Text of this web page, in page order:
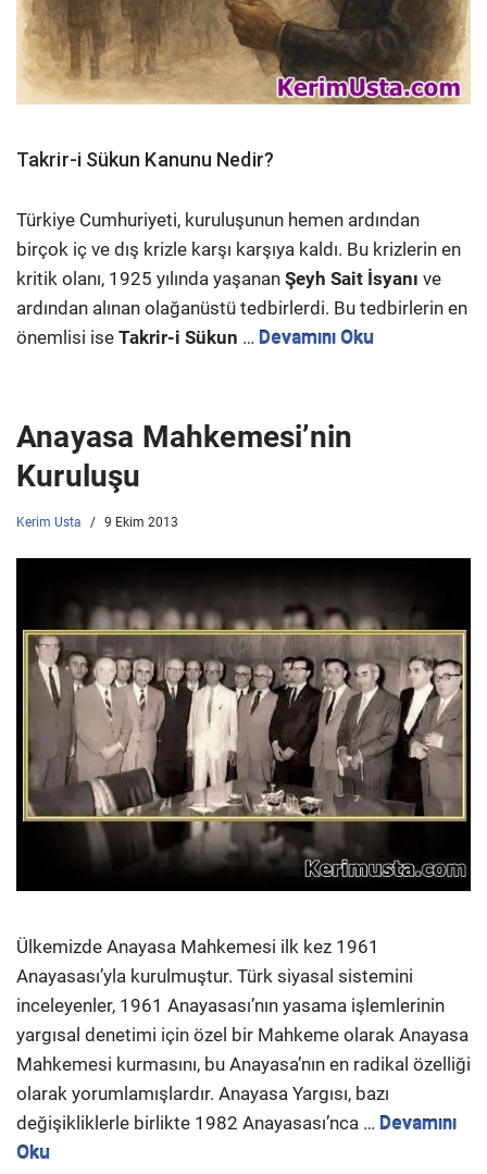
Takrir-i Sükun Kanunu Nedir?
Türkiye Cumhuriyeti, kuruluşunun hemen ardından
birçok iç ve dış krizle karşı karşıya kaldı. Bu krizlerin en
kritik olanı, 1925 yılında yaşanan Şeyh Sait İsyanı ve
ardından alınan olağanüstü tedbirlerdi. Bu tedbirlerin en
önemlisi ise Takrir-i Sükun … Devamını Oku
Anayasa Mahkemesi’nin
Kuruluşu
Kerim Usta 9 Ekim 2013
Ülkemizde Anayasa Mahkemesi ilk kez 1961
Anayasası’yla kurulmuştur. Türk siyasal sistemini
inceleyenler, 1961 Anayasası’nın yasama işlemlerinin
yargısal denetimi için özel bir Mahkeme olarak Anayasa
Mahkemesi kurmasını, bu Anayasa’nın en radikal özelliği
olarak yorumlamışlardır. Anayasa Yargısı, bazı
değişikliklerle birlikte 1982 Anayasası’nca … Devamını
Oku